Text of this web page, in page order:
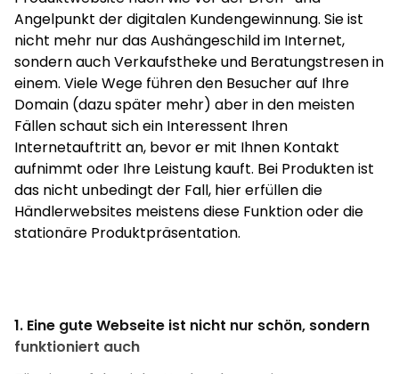
suchen, dann ist das die richtige Positionierung. Es
reicht manchmal aber auch schon, eine ganz
andere Vermarktung für im Grunde ähnliche
Produkte/ Leistungen anzubieten, um sich
abzuheben. Wenn Sie definiert haben, wofür Sie in
Angrenzung zu Ihren Wettbewerbern stehen wollen,
dann lassen sich daraus Ableitungen treffen, auf
welchem Wege Sie dies am besten erreichen
können und was Ihr eigener Internetauftritt
transportieren muss.
Angelpunkt der digitalen Kundengewinnung. Sie ist
nicht mehr nur das Aushängeschild im Internet,
sondern auch Verkaufstheke und Beratungstresen in
einem. Viele Wege führen den Besucher auf Ihre
Domain (dazu später mehr) aber in den meisten
Fällen schaut sich ein Interessent Ihren
Internetauftritt an, bevor er mit Ihnen Kontakt
aufnimmt oder Ihre Leistung kauft. Bei Produkten ist
das nicht unbedingt der Fall, hier erfüllen die
Händlerwebsites meistens diese Funktion oder die
stationäre Produktpräsentation.
1. Eine gute Webseite ist nicht nur schön, sondern
funktioniert auch